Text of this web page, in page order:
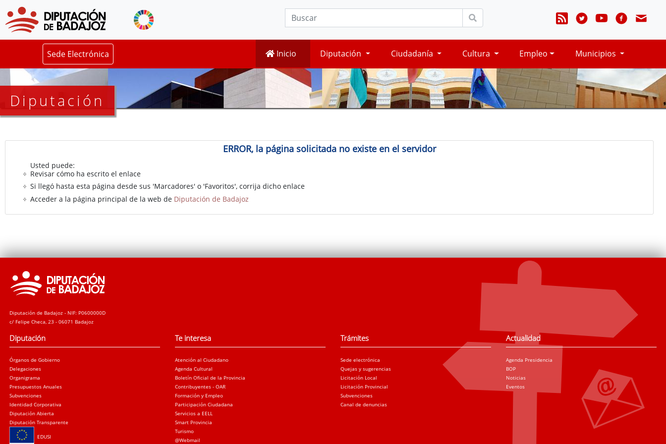
Sede Electrónica Inicio Diputación Ciudadanía Cultura Empleo Municipios
Diputación
ERROR, la página solicitada no existe en el servidor
Usted puede:
Revisar cómo ha escrito el enlace
Si llegó hasta esta página desde sus 'Marcadores' o 'Favoritos', corrija dicho enlace
Acceder a la página principal de la web de Diputación de Badajoz
Diputación de Badajoz - NIF: P0600000D
c/ Felipe Checa, 23 - 06071 Badajoz
Diputación
Órganos de Gobierno
Delegaciones
Organigrama
Presupuestos Anuales
Subvenciones
Identidad Corporativa
Diputación Abierta
Diputación Transparente
EDUSI
Te interesa
Atención al Ciudadano
Agenda Cultural
Boletín Oficial de la Provincia
Contribuyentes - OAR
Formación y Empleo
Participación Ciudadana
Servicios a EELL
Smart Provincia
Turismo
@Webmail
Trámites
Sede electrónica
Quejas y sugerencias
Licitación Local
Licitación Provincial
Subvenciones
Canal de denuncias
Actualidad
Agenda Presidencia
BOP
Noticias
Eventos